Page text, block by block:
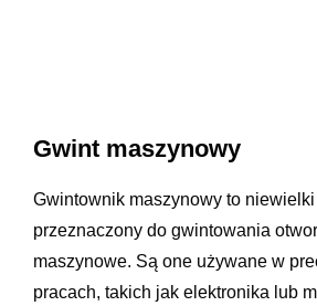
Gwint maszynowy
Gwintownik maszynowy to
przeznaczony do gwintowania
maszynowe. Są one używane w
pracach, takich jak elektronika lub